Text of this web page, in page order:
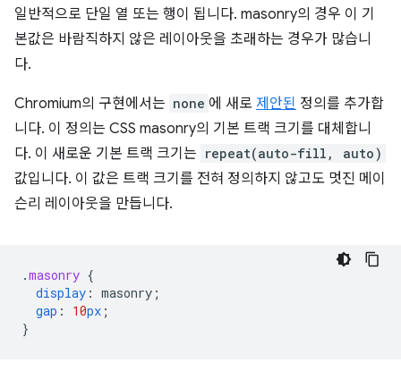
일반적으로 단일 열 또는 행이 됩니다. masonry의 경우 이 기
본값은 바람직하지 않은 레이아웃을 초래하는 경우가 많습니
다.
Chromium의 구현에서는 none 에 새로 제안된 정의를 추가합
니다. 이 정의는 CSS masonry의 기본 트랙 크기를 대체합니
다. 이 새로운 기본 트랙 크기는 repeat(auto-fill, auto)
값입니다. 이 값은 트랙 크기를 전혀 정의하지 않고도 멋진 메이
슨리 레이아웃을 만듭니다.
.masonry {
display : masonry ;
gap : 10px ;
}